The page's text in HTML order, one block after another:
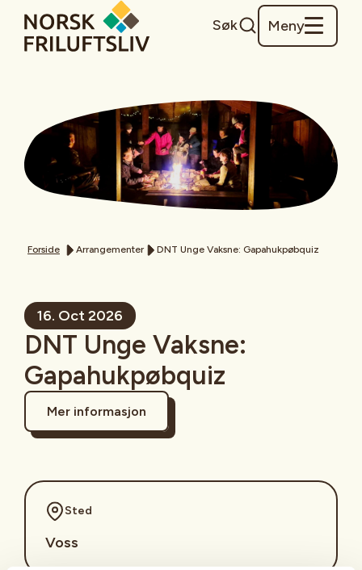
Søk Meny
Forside Arrangementer DNT Unge Vaksne: Gapahukpøbquiz
16. Oct 2026
DNT Unge Vaksne:
Gapahukpøbquiz
Mer informasjon
Sted
Voss